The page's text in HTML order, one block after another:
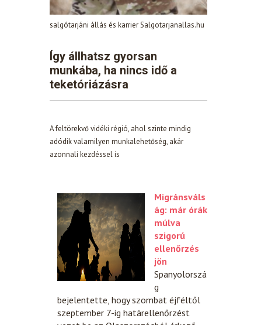
salgótarjáni állás és karrier Salgotarjanallas.hu
Így állhatsz gyorsan
munkába, ha nincs idő a
teketóriázásra
A feltörekvő vidéki régió, ahol szinte mindig
adódik valamilyen munkalehetőség, akár
azonnali kezdéssel is
Migránsváls
ág: már órák
múlva
szigorú
ellenőrzés
jön
Spanyolorszá
g
bejelentette, hogy szombat éjféltől
szeptember 7-ig határellenőrzést